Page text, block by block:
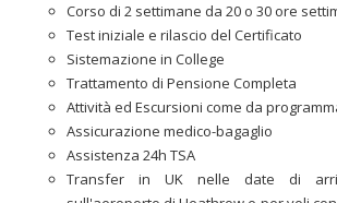
Corso di 2 settimane da 20 o 30 ore
Test iniziale e rilascio del Certificato
Sistemazione in College
Trattamento di Pensione Completa
Attività ed Escursioni come da
Assicurazione medico-bagaglio
Assistenza 24h TSA
Transfer in UK nelle date di